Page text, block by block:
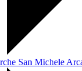
San Michele